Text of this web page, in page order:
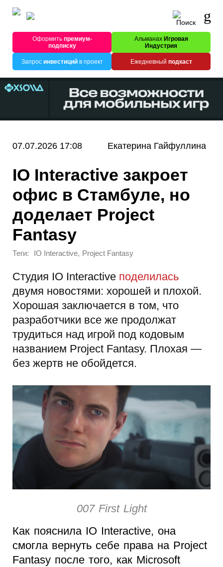
Оформитьпремиум-
подписку
Альманах Игровая
Индустрия
Запрос инвестицийв проект Ежедневный подкаст
07.07.2026 17:08 Екатерина Гайфуллина
IO Interactive закроет
офис в Стамбуле, но
доделает Project
Fantasy
Теги: IO Interactive, Project Fantasy
Студия IO Interactive поделилась
двумя новостями: хорошей и плохой.
Хорошая заключается в том, что
разработчики все же продолжат
трудиться над игрой под кодовым
названием Project Fantasy. Плохая —
без жертв не обойдется.
007 First Light
Как пояснила IO Interactive, она
смогла вернуть себе права на Project
Fantasy после того, как Microsoft